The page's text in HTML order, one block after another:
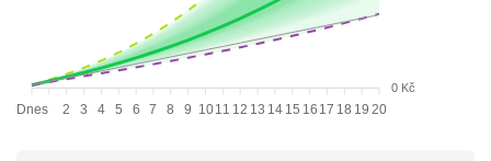
0 Kč
Dnes 2 3 4 5 6 7 8 9 1011 12 13 14 15 16 17 18 19 20